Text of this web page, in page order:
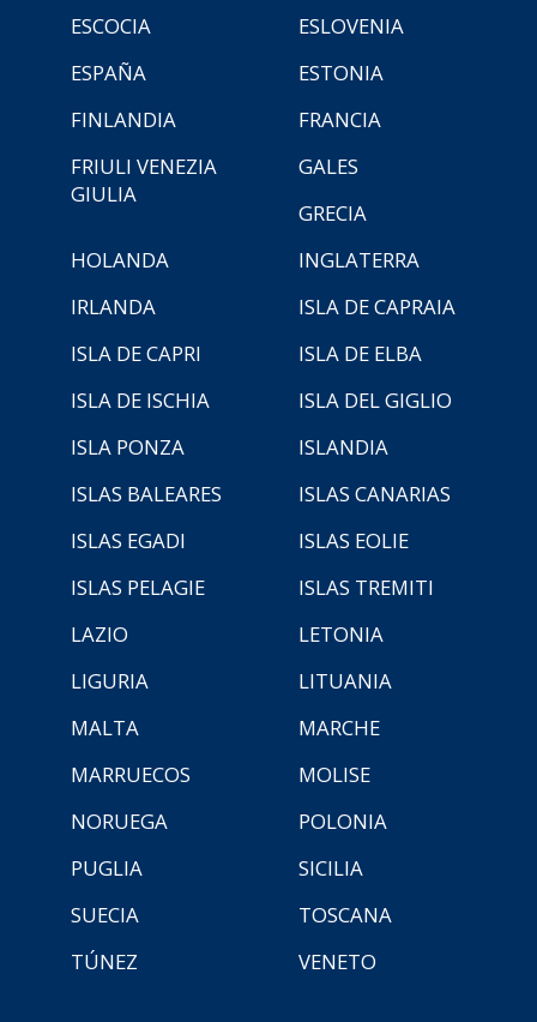
ESCOCIA
ESLOVENIA
ESPAÑA
ESTONIA
FINLANDIA
FRANCIA
FRIULI VENEZIA
GIULIA
GALES
GRECIA
HOLANDA
INGLATERRA
IRLANDA
ISLA DE CAPRAIA
ISLA DE CAPRI
ISLA DE ELBA
ISLA DE ISCHIA
ISLA DEL GIGLIO
ISLA PONZA
ISLANDIA
ISLAS BALEARES
ISLAS CANARIAS
ISLAS EGADI
ISLAS EOLIE
ISLAS PELAGIE
ISLAS TREMITI
LAZIO
LETONIA
LIGURIA
LITUANIA
MALTA
MARCHE
MARRUECOS
MOLISE
NORUEGA
POLONIA
PUGLIA
SICILIA
SUECIA
TOSCANA
TÚNEZ
VENETO